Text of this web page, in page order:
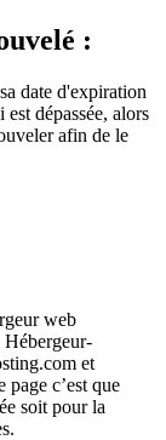
:
date d'expiration
dépassée, alors
afin de le
web
Hébergeur-
et
c’est que
soit pour la